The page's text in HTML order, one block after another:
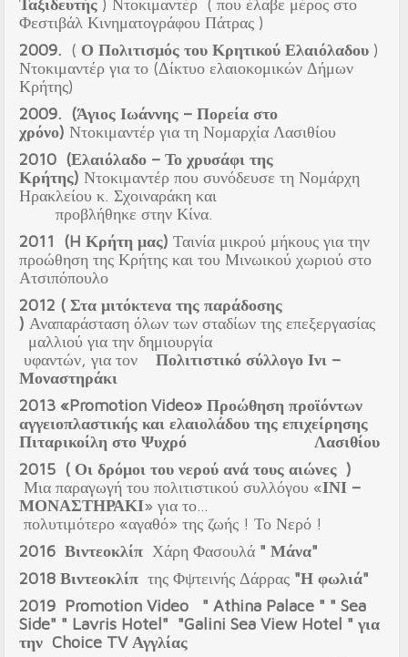
Ταξιδευτής ) Ντοκιμαντέρ ( που έλαβε μέρος στο
Φεστιβάλ Κινηματογράφου Πάτρας )
2009. ( Ο Πολιτισμός του Κρητικού Ελαιόλαδου )
Ντοκιμαντέρ για το (Δίκτυο ελαιοκομικών Δήμων
Κρήτης)
2009. (Άγιος Ιωάννης – Πορεία στο
χρόνο) Ντοκιμαντέρ για τη Νομαρχία Λασιθίου
2010 (Ελαιόλαδο – Το χρυσάφι της
Κρήτης) Ντοκιμαντέρ που συνόδευσε τη Νομάρχη
Ηρακλείου κ. Σχοιναράκη και
προβλήθηκε στην Κίνα.
2011 (H Κρήτη μας) Ταινία μικρού μήκους για την
προώθηση της Κρήτης και του Μινωικού χωριού στο
Ατσιπόπουλο
2012 ( Στα μιτόκτενα της παράδοσης
) Αναπαράσταση όλων των σταδίων της επεξεργασίας
μαλλιού για την δημιουργία
υφαντών, για τον Πολιτιστικό σύλλογο Ινι –
Μοναστηράκι
2013 «Promotion Video» Προώθηση προϊόντων
αγγειοπλαστικής και ελαιολάδου της επιχείρησης
Πιταρικοίλη στο Ψυχρό Λασιθίου
2015 ( Οι δρόμοι του νερού ανά τους αιώνες )
Μια παραγωγή του πολιτιστικού συλλόγου «ΙΝΙ –
ΜΟΝΑΣΤΗΡΑΚΙ» για το…
πολυτιμότερο «αγαθό» της ζωής ! Το Νερό !
2016 Βιντεοκλίπ Χάρη Φασουλά " Μάνα"
2018 Βιντεοκλίπ της Φψτεινής Δάρρας "Η φωλιά"
2019 Promotion Video " Athina Palace " " Sea
Side" " Lavris Hotel" "Galini Sea View Hotel " για
την Choice TV Αγγλίας